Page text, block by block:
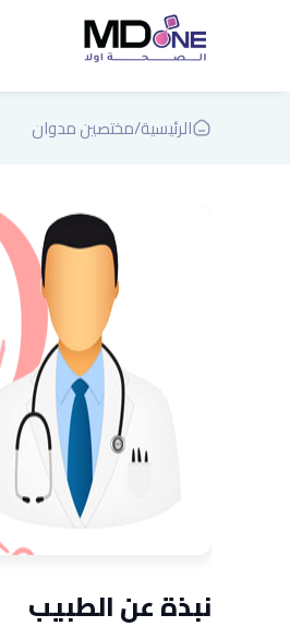
الرئيسية/مختصين مدوان
نبذة عن الطبيب